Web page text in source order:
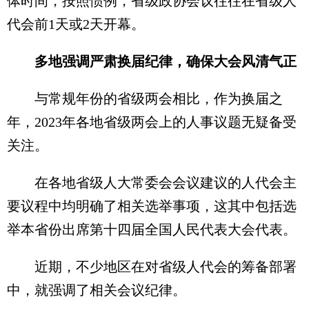
代会前1天或2天开幕。
多地强调严肃换届纪律，确保大会风清气正
与常规年份的省级两会相比，作为换届之
年，2023年各地省级两会上的人事议题无疑备受
关注。
在各地省级人大常委会会议建议的人代会主
要议程中均明确了相关选举事项，这其中包括选
举本省份出席第十四届全国人民代表大会代表。
近期，不少地区在对省级人代会的筹备部署
中，就强调了相关会议纪律。